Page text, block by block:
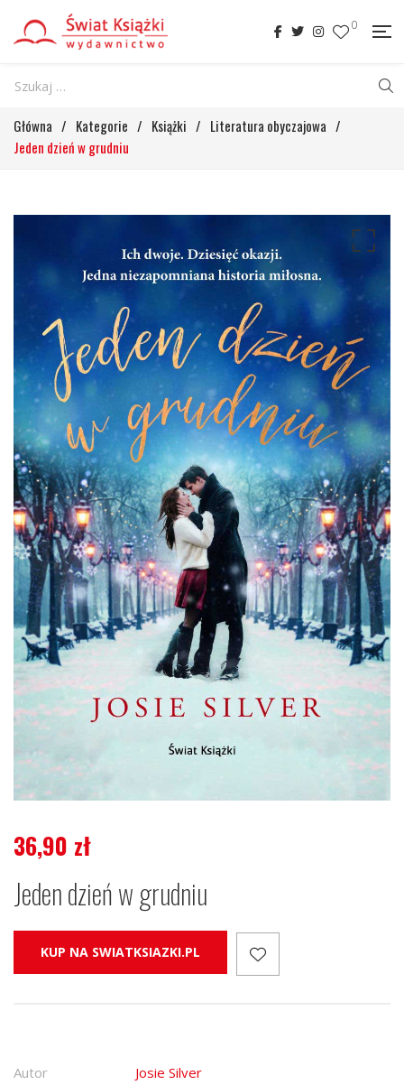
0
Główna / Kategorie / Książki / Literatura obyczajowa /
Jeden dzień w grudniu
36,90 zł
Jeden dzień w grudniu
KUP NA SWIATKSIAZKI.PL
Autor Josie Silver